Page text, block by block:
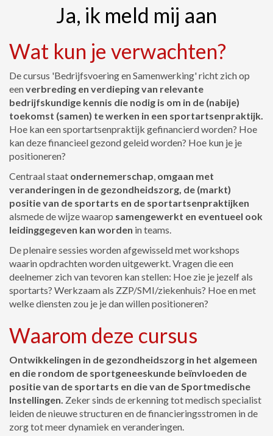
Ja, ik meld mij aan
Wat kun je verwachten?
De cursus 'Bedrijfsvoering en Samenwerking' richt zich op
eenverbreding en verdieping van relevante
bedrijfskundige kennis die nodig is om in de (nabije)
toekomst (samen) te werken in een sportartsenpraktijk.
Hoe kan een sportartsenpraktijk gefinancierd worden? Hoe
kan deze financieel gezond geleid worden? Hoe kun je je
positioneren?
Centraal staat ondernemerschap omgaan met
veranderingen in de gezondheidszorg, de (markt)
positie van de sportarts en de sportartsenpraktijken
alsmede de wijze waarop samengewerkt en eventueel ook
leidinggegeven kan worden in teams.
De plenaire sessies worden afgewisseld met workshops
waarin opdrachten worden uitgewerkt. Vragen die een
deelnemer zich van tevoren kan stellen: Hoe zie je jezelf als
sportarts? Werkzaam als ZZP/SMI/ziekenhuis? Hoe en met
welke diensten zou je je dan willen positioneren?
Waarom deze cursus
Ontwikkelingen in de gezondheidszorg in het algemeen
en die rondom de sportgeneeskunde beïnvloeden de
positie van de sportarts en die van de Sportmedische
Instellingen. Zeker sinds de erkenning tot medisch specialist
leiden de nieuwe structuren en de financieringsstromen in de
zorg tot meer dynamiek en veranderingen.